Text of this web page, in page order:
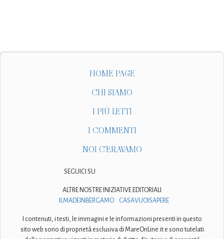
HOME PAGE
CHI SIAMO
I PIÙ LETTI
I COMMENTI
NOI C'ERAVAMO
SEGUICI SU
ALTRE NOSTRE INIZIATIVE EDITORIALI
ILMADEINBERGAMO
CASAVUOISAPERE
I contenuti, i testi, le immagini e le informazioni presenti in questo
sito web sono di proprietà esclusiva di MareOnLine.it e sono tutelati